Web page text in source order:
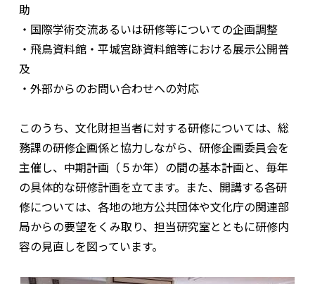
助
・国際学術交流あるいは研修等についての企画調整
・飛鳥資料館・平城宮跡資料館等における展示公開普
及
・外部からのお問い合わせへの対応
このうち、文化財担当者に対する研修については、総
務課の研修企画係と協力しながら、研修企画委員会を
主催し、中期計画（５か年）の間の基本計画と、毎年
の具体的な研修計画を立てます。また、開講する各研
修については、各地の地方公共団体や文化庁の関連部
局からの要望をくみ取り、担当研究室とともに研修内
容の見直しを図っています。